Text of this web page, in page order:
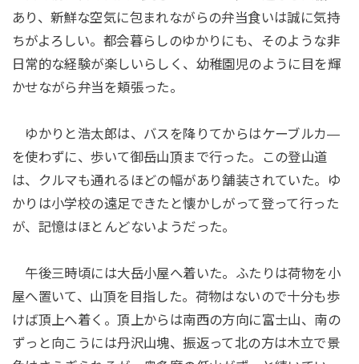
あり、新鮮な空気に包まれながらの弁当食いは誠に気持
ちがよろしい。都会暮らしのゆかりにも、そのような非
日常的な経験が楽しいらしく、幼稚園児のように目を輝
かせながら弁当を頬張った。
ゆかりと浩太郎は、バスを降りてからはケーブルカ―
を使わずに、歩いて御岳山頂まで行った。この登山道
は、クルマも通れるほどの幅があり舗装されていた。ゆ
かりは小学校の遠足できたと懐かしがって登って行った
が、記憶はほとんどないようだった。
午後三時頃には大岳小屋へ着いた。ふたりは荷物を小
屋へ置いて、山頂を目指した。荷物はないので十分も歩
けば頂上へ着く。頂上からは南西の方向に富士山、南の
ずっと向こうには丹沢山塊、振返って北の方は木立で景